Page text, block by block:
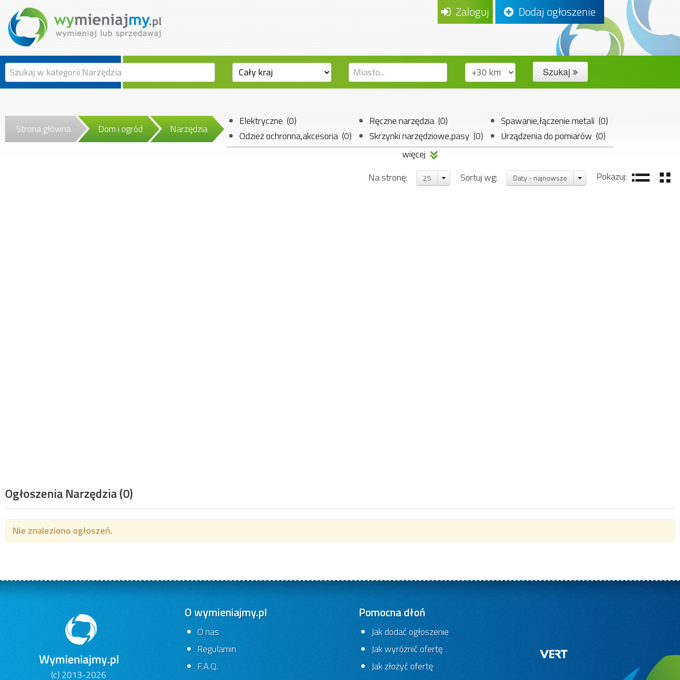
Zaloguj Dodaj ogłoszenie
Szukaj
Strona główna Dom i ogród Narzędzia
Elektryczne (0)
Odzież ochronna,akcesoria (0)
Pneumatyczne (0)
Ręczne narzędzia (0)
Skrzynki narzędziowe,pasy (0)
Spalinowe (0)
Spawanie,łączenie metali (0)
Urządzenia do pomiarów (0)
Zgrzewanie (0)
więcej
Ogłoszenia Narzędzia(0)
Pokazuj:
Sortuj wg: Daty - najnowsze
Na stronę: 25
Nie znaleziono ogłoszeń.
(c) 2013-2026
O wymieniajmy.pl
O nas
Regulamin
F.A.Q.
Pomocna dłoń
Jak dodać ogłoszenie
Jak wyróżnić ofertę
Jak złożyć ofertę